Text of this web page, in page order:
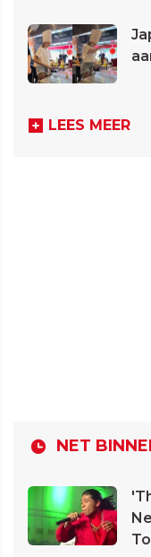
LEES MEER
NET